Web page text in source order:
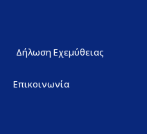
Δήλωση Εχεμύθειας
Επικοινωνία